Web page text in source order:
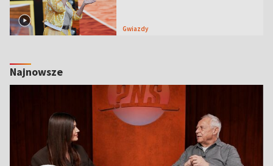
Gwiazdy
Najnowsze